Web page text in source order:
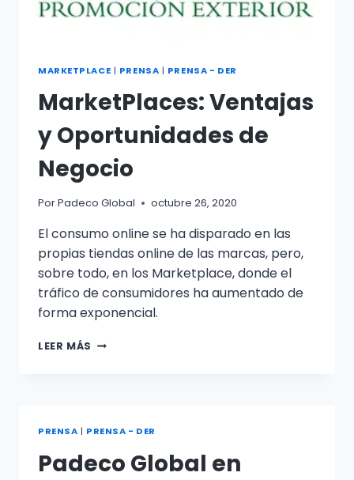
MARKETPLACE | PRENSA | PRENSA - DER
MarketPlaces: Ventajas
y Oportunidades de
Negocio
PorPadeco Global octubre 26, 2020
El consumo online se ha disparado en las
propias tiendas online de las marcas, pero,
sobre todo, en los Marketplace, donde el
tráfico de consumidores ha aumentado de
forma exponencial.
LEER MÁS
PRENSA | PRENSA - DER
Padeco Global en